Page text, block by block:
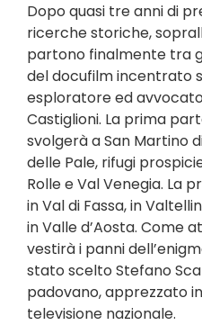
Dopo quasi tre anni di
ricerche storiche,
partono finalmente tra
del docufilm incentrato
esploratore ed
Castiglioni. La prima
svolgerà a San Martino
delle Pale, rifugi
Rolle e Val Venegia. La
in Val di Fassa, in
in Valle d’Aosta. Come
vestirà i panni
stato scelto Stefano
padovano, apprezzato
televisione nazionale.